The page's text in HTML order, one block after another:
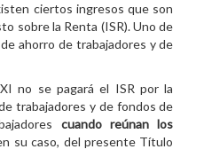
ciertos ingresos que son
sobre la Renta (ISR). Uno de
ahorro de trabajadores y de
no se pagará el ISR por la
trabajadores y de fondos de
cuando reúnan los
su caso, del presente Título